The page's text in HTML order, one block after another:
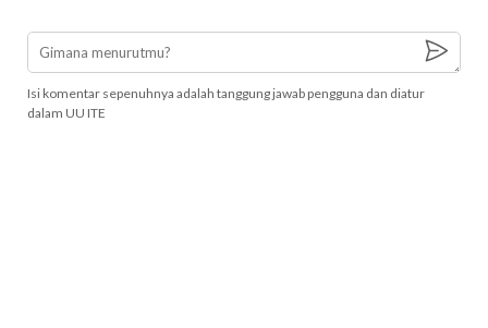
Isi komentar sepenuhnya adalah tanggung jawab pengguna dan diatur
dalam UU ITE